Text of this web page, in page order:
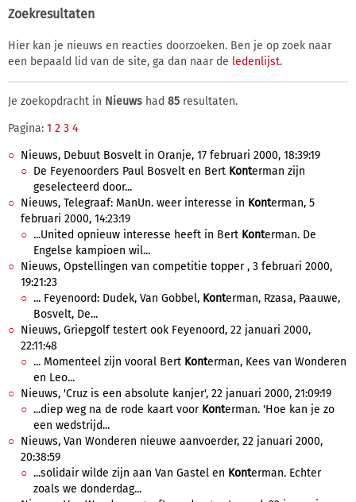
Zoekresultaten
Hier kan je nieuws en reacties doorzoeken. Ben je op zoek naar
een bepaald lid van de site, ga dan naar de ledenlijst.
Je zoekopdracht in Nieuws had 85 resultaten.
Pagina: 1 2 3 4
Nieuws, Debuut Bosvelt in Oranje, 17 februari 2000, 18:39:19
De Feyenoorders Paul Bosvelt en Bert Konterman zijn
geselecteerd door...
Nieuws, Telegraaf: ManUn. weer interesse in Konterman, 5
februari 2000, 14:23:19
...United opnieuw interesse heeft in Bert Konterman. De
Engelse kampioen wil...
Nieuws, Opstellingen van competitie topper , 3 februari 2000,
19:21:23
... Feyenoord: Dudek, Van Gobbel, Konterman, Rzasa, Paauwe,
Bosvelt, De...
Nieuws, Griepgolf testert ook Feyenoord, 22 januari 2000,
22:11:48
... Momenteel zijn vooral Bert Konterman, Kees van Wonderen
en Leo...
Nieuws, 'Cruz is een absolute kanjer', 22 januari 2000, 21:09:19
...diep weg na de rode kaart voor Konterman. 'Hoe kan je zo
een wedstrijd...
Nieuws, Van Wonderen nieuwe aanvoerder, 22 januari 2000,
20:38:59
...solidair wilde zijn aan Van Gastel en Konterman. Echter
zoals we donderdag...